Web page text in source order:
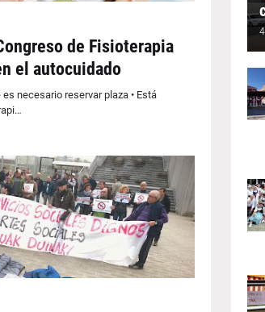
de Fisioterapia
el autocuidado
necesario reservar plaza • Está